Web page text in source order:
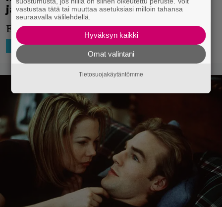
jännäri
Elokuvan IMDb-arvosana on 6,7.
SUORATOISTO 28.11.2024 17:00 Tom Kajaslampi
vastustaa tätä tai muuttaa asetuksiasi milloin tahansa
seuraavalla välilehdellä.
Hyväksyn kaikki
Omat valintani
Tietosuojakäytäntömme